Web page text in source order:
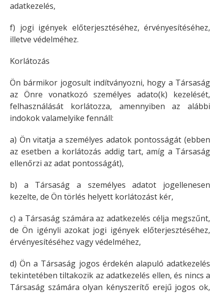
adatkezelés,
f) jogi igények előterjesztéséhez, érvényesítéséhez,
illetve védelméhez.
Korlátozás
Ön bármikor jogosult indítványozni, hogy a Társaság
az Önre vonatkozó személyes adato(k) kezelését,
felhasználását korlátozza, amennyiben az alábbi
indokok valamelyike fennáll:
a) Ön vitatja a személyes adatok pontosságát (ebben
az esetben a korlátozás addig tart, amíg a Társaság
ellenőrzi az adat pontosságát),
b) a Társaság a személyes adatot jogellenesen
kezelte, de Ön törlés helyett korlátozást kér,
c) a Társaság számára az adatkezelés célja megszűnt,
de Ön igényli azokat jogi igények előterjesztéséhez,
érvényesítéséhez vagy védelméhez,
d) Ön a Társaság jogos érdekén alapuló adatkezelés
tekintetében tiltakozik az adatkezelés ellen, és nincs a
Társaság számára olyan kényszerítő erejű jogos ok,